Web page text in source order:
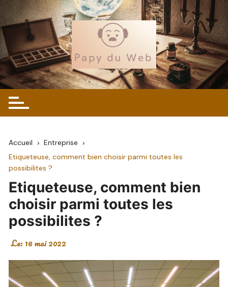
Skip
to
content
Accueil
Entreprise
Etiqueteuse, comment bien choisir parmi toutes les
possibilites ?
Etiqueteuse, comment bien
choisir parmi toutes les
possibilites ?
Le: 16 mai 2022